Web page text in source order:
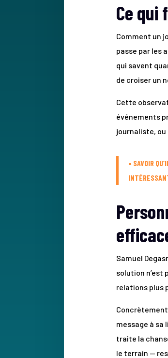
Ce
Comment un
passe par les
qui savent
de croiser un
Cette
événements
journaliste, ou
« SAVOIR
Samuel
solution n’est
relations plus
message à sa
traite la
le terrain —